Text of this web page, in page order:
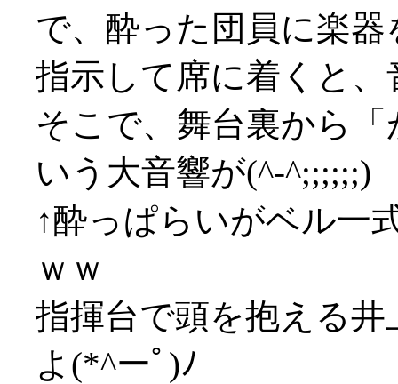
で、酔った団員に楽
指示して席に着くと
そこで、舞台裏から
いう大音響が(^-^;;;;;;)
↑酔っぱらいがベル一
ｗｗ
指揮台で頭を抱える
よ(*^ーﾟ)ﾉ